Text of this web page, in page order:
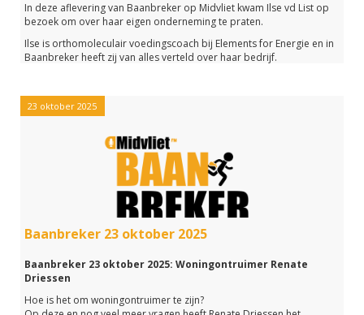
In deze aflevering van Baanbreker op Midvliet kwam Ilse vd List op
bezoek om over haar eigen onderneming te praten.
Ilse is orthomoleculair voedingscoach bij Elements for Energie en in
Baanbreker heeft zij van alles verteld over haar bedrijf.
- welke opleiding heeft zij voor dit werk gevolgd?
Op deze- en nog veel meer vragen heeft zij het antwoord gegeven.
Naast een gesprek met Ilse hebben we in deze aflevering aandacht
besteed aan het vrijwilligerswerk van Leo de Waal bij
woonzorgcentrum Het Anker in Voorburg.
Het werd een leuke uitzending die je met de link hieronder
(nogmaals) kunt beluisteren.
23 oktober 2025
Baanbreker 23 oktober 2025
Baanbreker 23 oktober 2025: Woningontruimer Renate
Driessen
Hoe is het om woningontruimer te zijn?